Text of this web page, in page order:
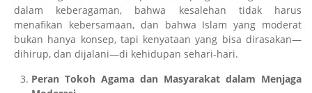
dalam keberagaman, bahwa kesalehan tidak harus
menafikan kebersamaan, dan bahwa Islam yang moderat
bukan hanya konsep, tapi kenyataan yang bisa dirasakan—
dihirup, dan dijalani—di kehidupan sehari-hari.
Peran Tokoh Agama dan Masyarakat dalam Menjaga